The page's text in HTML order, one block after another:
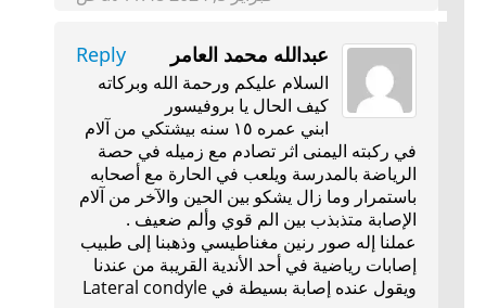
عبدالله محمد العامر Reply
السلام عليكم ورحمة الله وبركاته
كيف الحال يا بروفيسور
ابني عمره ١٥ سنه بيشتكي من آلام
في ركبته اليمنى اثر تصادم مع زميله في حصة
الرياضة بالمدرسة ويلعب في الحارة مع أصحابه
باستمرار وما زال يشكو بين الحين والآخر من آلام
الإصابة متذبذب بين الم قوي وألم ضعيف .
عملنا إله صور رنين مغناطيسي وذهبنا إلى طبيب
إصابات رياضية في أحد الأندية القريبة من عندنا
ويقول عنده إصابة بسيطة في Lateral condyle